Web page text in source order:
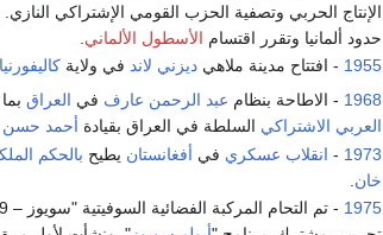
الإنتاج الحربي وتصفية الحزب القومي الإشتراكي
حدود ألمانيا وتقرر اقتسام الأسطول الألماني
1955 - افتتاح مدينة ملاهيديزني لاند في ولايةكاليفورنيا
1968 - الاطاحة بنظام عبد الرحمن عارف في العراق
العربي الاشتراكي السلطة في العراق بقيادة أحمد حسن
1973
- انقلاب عسكري في أفغانستان يطيح بالحكم
خان
1975